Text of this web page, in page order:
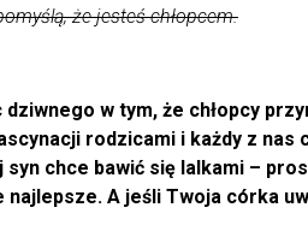
że jesteś chłopcem.
w tym, że chłopcy
rodzicami i każdy z nas
chce bawić się lalkami –
A jeśli Twoja córka